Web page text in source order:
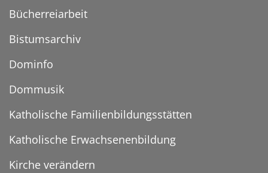
Bücherreiarbeit
Bistumsarchiv
Dominfo
Dommusik
Katholische Familienbildungsstätten
Katholische Erwachsenenbildung
Kirche verändern